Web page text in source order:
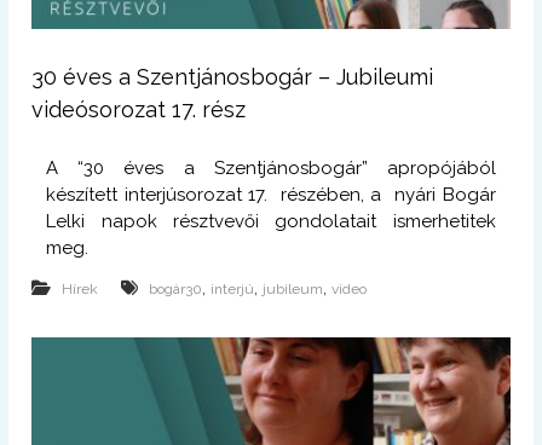
30 éves a Szentjánosbogár – Jubileumi
videósorozat 17. rész
A “30 éves a Szentjánosbogár” apropójából
készített interjúsorozat 17. részében, a nyári Bogár
Lelki napok résztvevői gondolatait ismerhetitek
meg.
Hírek bogár30 interjú jubileum ,video